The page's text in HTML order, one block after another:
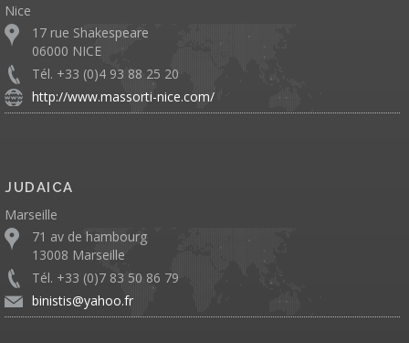
Nice
17 rue Shakespeare
06000 NICE
Tél. +33 (0)4 93 88 25 20
http://www.massorti-nice.com/
JUDAICA
Marseille
71 av de hambourg
13008 Marseille
Tél. +33 (0)7 83 50 86 79
binistis@yahoo.fr